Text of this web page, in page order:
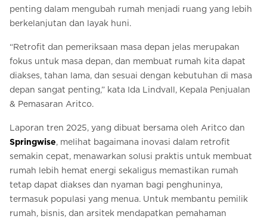
Hubungi
ID
penting dalam mengubah rumah menjadi ruang yang lebih
berkelanjutan dan layak huni.
“Retrofit dan pemeriksaan masa depan jelas merupakan
fokus untuk masa depan, dan membuat rumah kita dapat
diakses, tahan lama, dan sesuai dengan kebutuhan di masa
depan sangat penting,” kata Ida Lindvall, Kepala Penjualan
& Pemasaran Aritco.
Laporan tren 2025, yang dibuat bersama oleh Aritco dan
Springwise, melihat bagaimana inovasi dalam retrofit
semakin cepat, menawarkan solusi praktis untuk membuat
rumah lebih hemat energi sekaligus memastikan rumah
tetap dapat diakses dan nyaman bagi penghuninya,
termasuk populasi yang menua. Untuk membantu pemilik
rumah, bisnis, dan arsitek mendapatkan pemahaman